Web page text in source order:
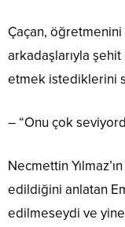
Çaçan,
arkadaşlarıyla
etmek istediklerini
– “Onu çok
Necmettin
edildiğini anlatan
edilmeseydi ve